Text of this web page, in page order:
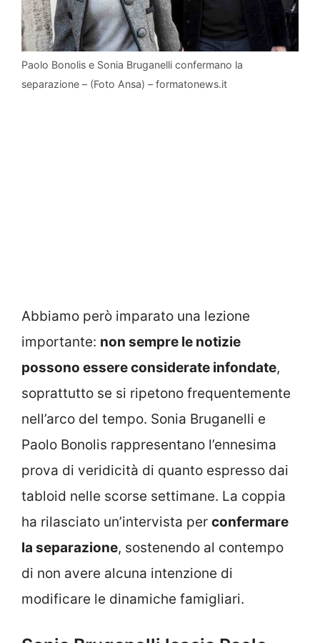
Paolo Bonolis e Sonia Bruganelli confermano la
separazione – (Foto Ansa) – formatonews.it
Abbiamo però imparato una lezione
importante: non sempre le notizie
possono essere considerate infondate,
soprattutto se si ripetono frequentemente
nell’arco del tempo. Sonia Bruganelli e
Paolo Bonolis rappresentano l’ennesima
prova di veridicità di quanto espresso dai
tabloid nelle scorse settimane. La coppia
ha rilasciato un’intervista per confermare
la separazione, sostenendo al contempo
di non avere alcuna intenzione di
modificare le dinamiche famigliari.